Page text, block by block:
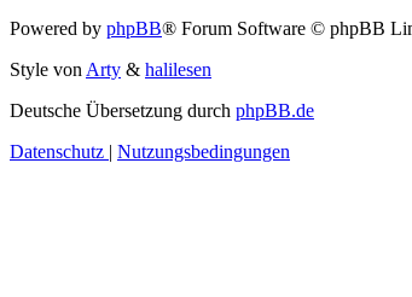
Powered by phpBB® Forum Software © phpBB
Style vonArty & halilesen
Deutsche Übersetzung durch phpBB.de
Datenschutz | Nutzungsbedingungen